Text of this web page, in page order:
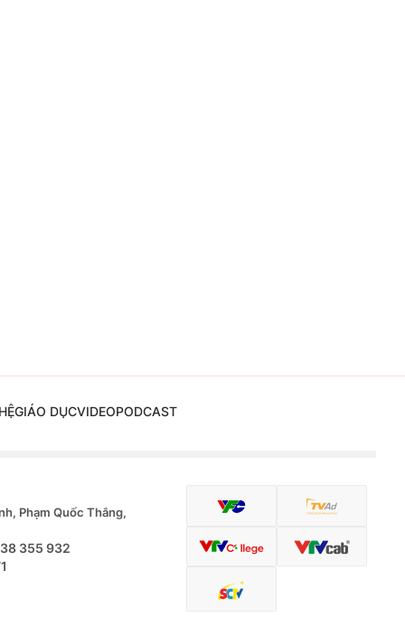
GIÁO DỤCVIDEOPODCAST
Phạm Quốc Thắng,
355 932